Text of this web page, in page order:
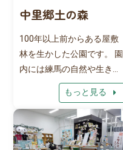
中里郷土の森
100年以上前からある屋敷
林を生かした公園です。 園
内には練馬の自然や生き物
について学べる「森の学習
棟」を開設し、毎週日曜日
には常駐の自然解説員によ
る様々な体験型講座を実施
します。
もっと見る arrow_right